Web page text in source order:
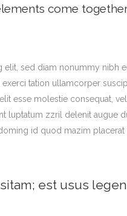
come
sed diam nonummy nibh
tation ullamcorper
esse molestie consequat,
luptatum zzril delenit augue
id quod mazim placerat
est usus